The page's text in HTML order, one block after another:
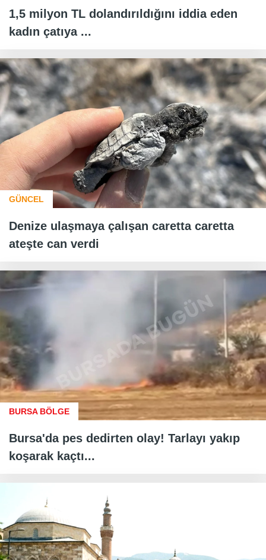
1,5 milyon TL dolandırıldığını iddia eden
kadın çatıya ...
GÜNCEL
Denize ulaşmaya çalışan caretta caretta
ateşte can verdi
BURSA BÖLGE
Bursa'da pes dedirten olay! Tarlayı yakıp
koşarak kaçtı...